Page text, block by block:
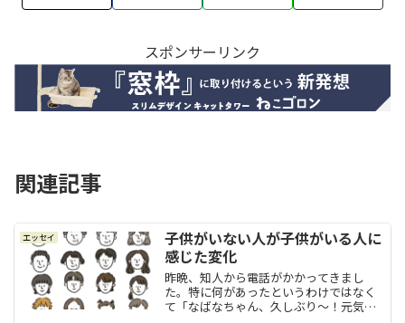
スポンサーリンク
関連記事
エッセイ
子供がいない人が子供がいる人に
感じた変化
昨晩、知人から電話がかかってきまし
た。特に何があったというわけではなく
て「なばなちゃん、久しぶり～！元気ぃ